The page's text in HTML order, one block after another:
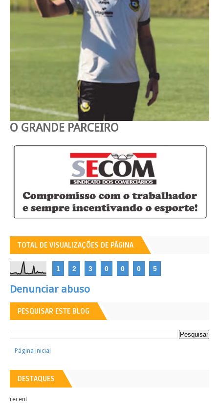
O GRANDE PARCEIRO
TOTAL DE VISUALIZAÇÕES DE PÁGINA
1 2 3 0 0 0 5
Denunciar abuso
PESQUISAR ESTE BLOG
Página inicial
DESTAQUES
recent